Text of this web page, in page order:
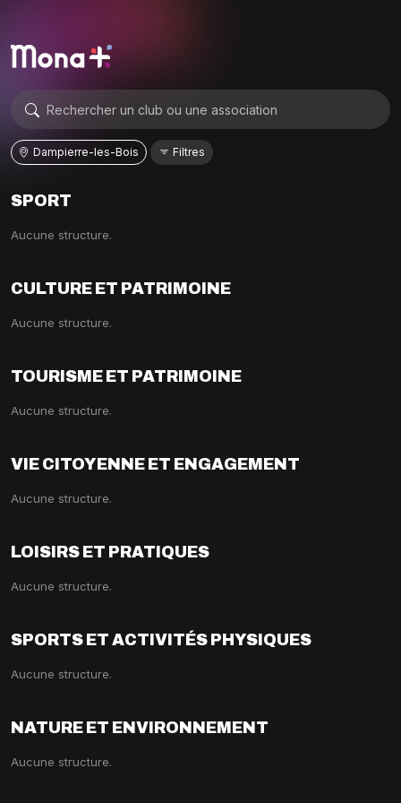
Dampierre-les-Bois Filtres
SPORT
Aucune structure.
CULTURE ET PATRIMOINE
Aucune structure.
TOURISME ET PATRIMOINE
Aucune structure.
VIE CITOYENNE ET ENGAGEMENT
Aucune structure.
LOISIRS ET PRATIQUES
Aucune structure.
SPORTS ET ACTIVITÉS PHYSIQUES
Aucune structure.
NATURE ET ENVIRONNEMENT
Aucune structure.